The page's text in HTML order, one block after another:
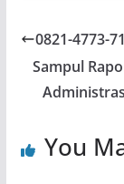
0821-4773-
Sampul
You